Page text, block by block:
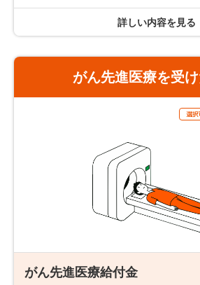
がん治療を受けたとき
入院・通院、再発・転移にかかわらず、
①手
です。
付金は処方月だけでなく投与期間が含
支払限度
定期がん保険「au定期がんほけん」の場
保険期間（更新契約の保険期間を含む）
支払条件
詳しい内容を見る
がん先進医療を受
がん先進医療給付金